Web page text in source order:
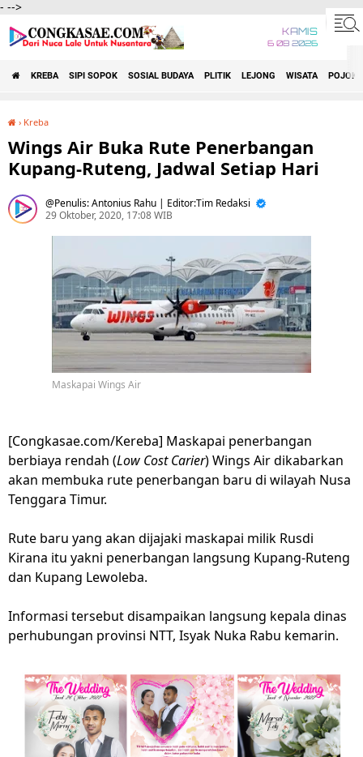
- -->
KAMIS
6 08 2026
KREBA SIPI SOPOK SOSIAL BUDAYA PLITIK LEJONG WISATA POJOK
› Kreba
Wings Air Buka Rute Penerbangan
Kupang-Ruteng, Jadwal Setiap Hari
Penulis: Antonius Rahu | Editor:Tim Redaksi
29 Oktober, 2020, 17:08 WIB
Maskapai Wings Air
[Congkasae.com/Kereba] Maskapai penerbangan
berbiaya rendah (Low Cost Carier) Wings Air dikabarkan
akan membuka rute penerbangan baru di wilayah Nusa
Tenggara Timur.
Rute baru yang akan dijajaki maskapai milik Rusdi
Kirana itu yakni penerbangan langsung Kupang-Ruteng
dan Kupang Lewoleba.
Informasi tersebut disampaikan langsung kepala dinas
perhubungan provinsi NTT, Isyak Nuka Rabu kemarin.